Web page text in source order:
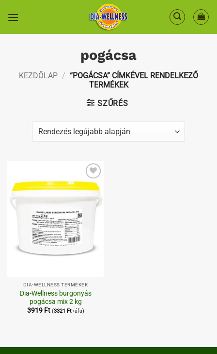
pogácsa
KEZDŐLAP / “POGÁCSA” CÍMKÉVEL RENDELKEZŐ
TERMÉKEK
SZŰRÉS
Kedvenceimhez
DIA-WELLNESS TERMÉKEK
Dia-Wellness burgonyás
pogácsa mix 2 kg
3919 Ft (3321 Ft+áfa)